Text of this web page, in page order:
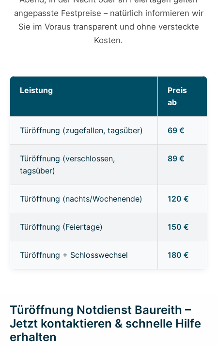
angepasste Festpreise – natürlich informieren wir
Sie im Voraus transparent und ohne versteckte
Kosten.
Leistung
Preis
ab
Türöffnung (zugefallen, tagsüber) 69 €
Türöffnung (verschlossen,
tagsüber)
89 €
Türöffnung (nachts/Wochenende) 120 €
Türöffnung (Feiertage) 150 €
Türöffnung + Schlosswechsel 180 €
Türöffnung Notdienst Baureith –
Jetzt kontaktieren & schnelle Hilfe
erhalten